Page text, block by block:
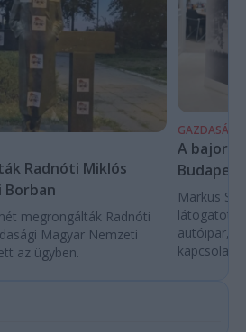
Radnóti Miklós
Borban
megrongálták Radnóti
Magyar Nemzeti
az ügyben.
GAZDASÁG
A bajor
Markus
látogatott
autóipar,